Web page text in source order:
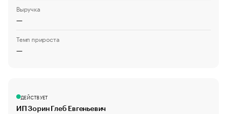
Выручка
—
Темп прироста
—
ДЕЙСТВУЕТ
ИП Зорин Глеб Евгеньевич